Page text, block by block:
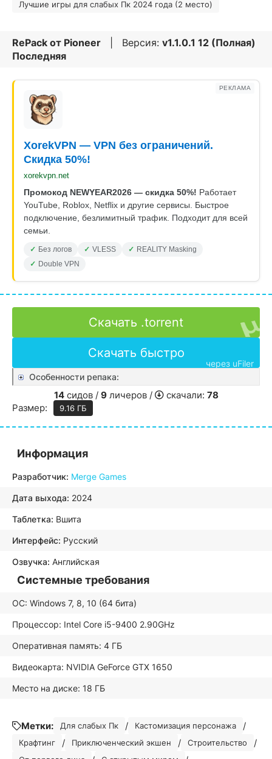
Лучшие игры для слабых Пк 2024 года (2 место)
RePack от Pioneer | Версия: v1.1.0.1 12 (Полная)
Последняя
РЕКЛАМА
XorekVPN — VPN без ограничений.
Скидка 50%!
xorekvpn.net
Промокод NEWYEAR2026 — скидка 50%! Работает
YouTube, Roblox, Netflix и другие сервисы. Быстрое
подключение, безлимитный трафик. Подходит для всей
семьи.
Без логов VLESS
REALITY Masking
Double VPN
Скачать .torrent
Скачать быстро
через uFiler
Особенности репака:
14сидов / 9личеров / скачали: 78
Размер:
9.16 ГБ
Информация
Разработчик: Merge Games
Дата выхода: 2024
Таблетка: Вшита
Интерфейс: Русский
Озвучка: Английская
Системные требования
ОС: Windows 7, 8, 10 (64 бита)
Процессор: Intel Core i5-9400 2.90GHz
Оперативная память: 4 ГБ
Видеокарта: NVIDIA GeForce GTX 1650
Место на диске: 18 ГБ
Метки: Для слабых Пк / Кастомизация персонажа /
Крафтинг / Приключенческий экшен / Строительство /